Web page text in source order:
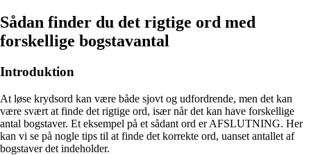
Sådan finder du det rigtige ord med
forskellige bogstavantal
Introduktion
At løse krydsord kan være både sjovt og udfordrende, men det kan
være svært at finde det rigtige ord, især når det kan have forskellige
antal bogstaver. Et eksempel på et sådant ord er AFSLUTNING. Her
kan vi se på nogle tips til at finde det korrekte ord, uanset antallet af
bogstaver det indeholder.